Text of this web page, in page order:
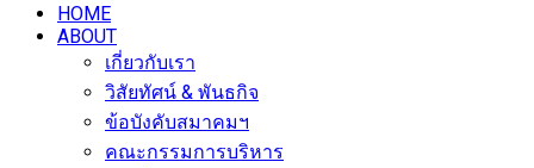
contentHOME
ABOUT
เกี่ยวกับเรา
วิสัยทัศน์ & พันธกิจ
ข้อบังคับสมาคมฯ
คณะกรรมการบริหาร